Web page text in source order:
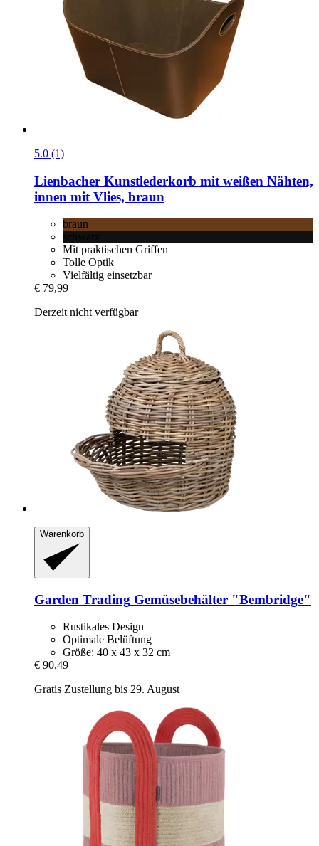
5.0 (1)
Lienbacher Kunstlederkorb mit weißen Nähten,
innen mit Vlies, braun
braun
Mit praktischen Griffen
Tolle Optik
Vielfältig einsetzbar
€ 79,99
Derzeit nicht verfügbar
Warenkorb
Garden Trading Gemüsebehälter "Bembridge"
Rustikales Design
Optimale Belüftung
Größe: 40 x 43 x 32 cm
€ 90,49
Gratis Zustellung bis 29. August